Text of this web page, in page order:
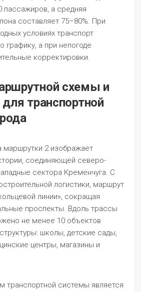
пассажиров, а средняя
составляет 75–80%. При
условиях транспорт
графику, а при непогоде
корректировки.
схемы и
для транспортной
маршрутки 2 изображает
соединяющей северо-
сектора Кременчуга. С
логистики, маршрут
линии», сокращая
проспекты. Вдоль трассы
не менее 10 объектов
школы, детские сады,
центры, магазины и
транспортной системы является